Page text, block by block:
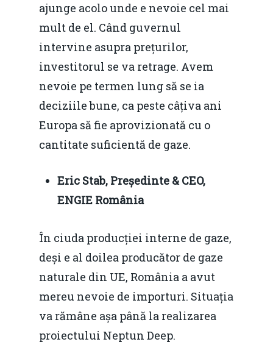
ajunge acolo unde e nevoie cel mai
mult de el. Când guvernul
intervine asupra prețurilor,
investitorul se va retrage. Avem
nevoie pe termen lung să se ia
deciziile bune, ca peste câțiva ani
Europa să fie aprovizionată cu o
cantitate suficientă de gaze.
Eric Stab, Președinte & CEO,
ENGIE România
În ciuda producției interne de gaze,
deși e al doilea producător de gaze
naturale din UE, România a avut
mereu nevoie de importuri. Situația
va rămâne așa până la realizarea
proiectului Neptun Deep.